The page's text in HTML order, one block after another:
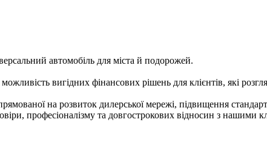
автомобіль для міста й подорожей.
вигідних фінансових рішень для клієнтів, які
на розвиток дилерської мережі, підвищення
професіоналізму та довгострокових відносин з нашими